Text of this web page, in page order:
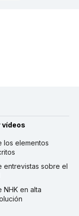
vídeos
los elementos
entrevistas sobre el
NHK en alta